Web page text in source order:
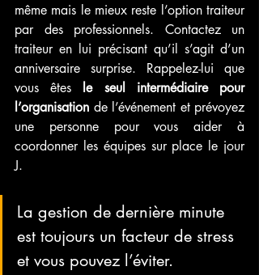
même mais le mieux reste l’option traiteur
par des professionnels. Contactez un
traiteur en lui précisant qu’il s’agit d’un
anniversaire surprise. Rappelez-lui que
vous êtes le seul intermédiaire pour
l’organisation de l’événement et prévoyez
une personne pour vous aider à
coordonner les équipes sur place le jour
J.
La gestion de dernière minute
est toujours un facteur de stress
et vous pouvez l’éviter.